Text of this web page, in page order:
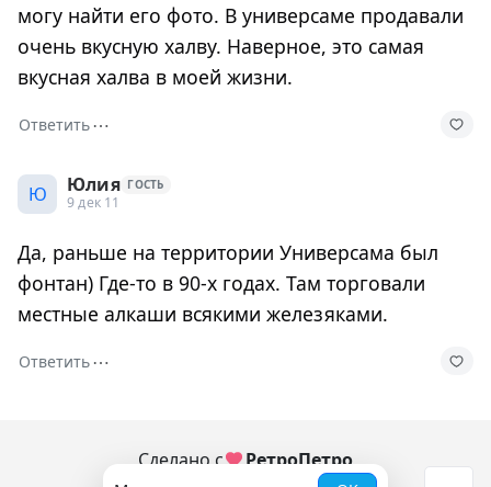
могу найти его фото. В универсаме продавали
очень вкусную халву. Наверное, это самая
вкусная халва в моей жизни.
Ответить⋯
Ю Юлия ГОСТЬ
9 дек 11
Да, раньше на территории Универсама был
фонтан) Где-то в 90-х годах. Там торговали
местные алкаши всякими железяками.
Ответить⋯
Сделано с РетроПетро